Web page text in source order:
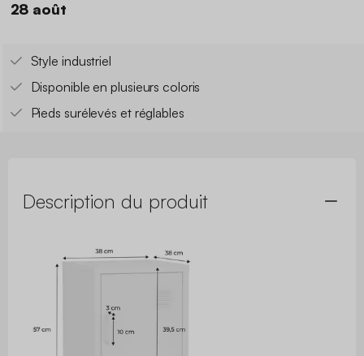
28 août
Style industriel
Disponible en plusieurs coloris
Pieds surélevés et réglables
Description du produit